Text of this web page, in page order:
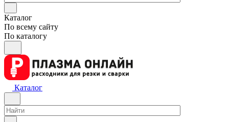
Каталог
По всему сайту
По каталогу
Каталог